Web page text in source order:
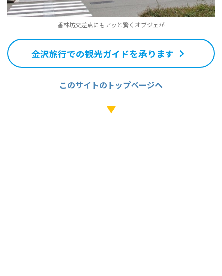
香林坊交差点にもアッと驚くオブジェが
金沢旅行での観光ガイドを承ります
このサイトのトップページへ
▼